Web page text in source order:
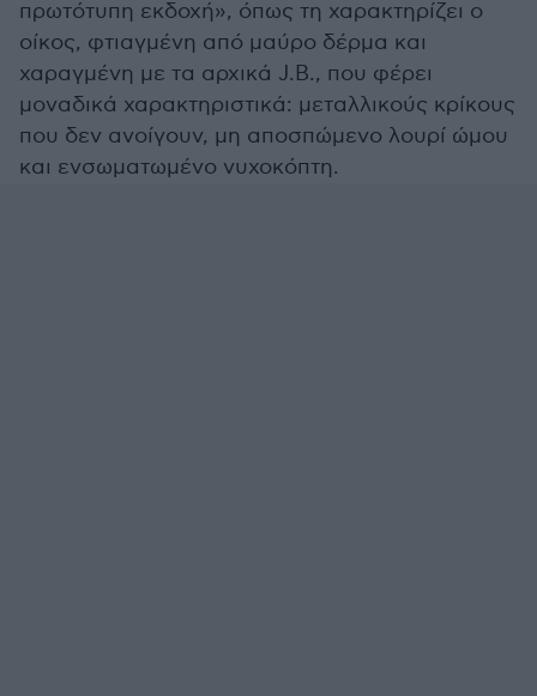
πρωτότυπη εκδοχή», όπως τη χαρακτηρίζει ο
οίκος, φτιαγμένη από μαύρο δέρμα και
χαραγμένη με τα αρχικά J.B., που φέρει
μοναδικά χαρακτηριστικά: μεταλλικούς κρίκους
που δεν ανοίγουν, μη αποσπώμενο λουρί ώμου
και ενσωματωμένο νυχοκόπτη.